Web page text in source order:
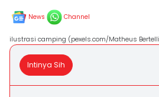
News Channel
ilustrasi camping (pexels.com/Matheus
Intinya Sih